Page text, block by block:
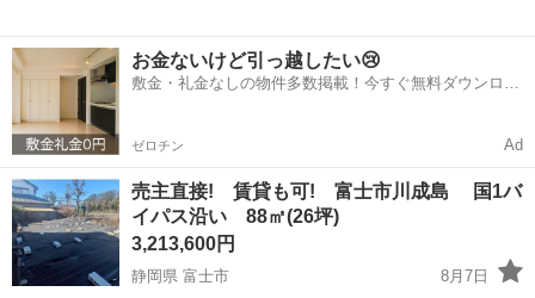
お金ないけど引っ越したい😢
敷金・礼金なしの物件多数掲載！今すぐ無料ダウンロー
ゼロチン Ad
売主直接! 賃貸も可! 富士市川成島 国1バ
イパス沿い 88㎡(26坪)
3,213,600円
静岡県 富士市
8月7日